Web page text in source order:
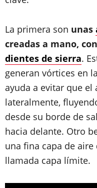
La primera son unas
creadas a mano,
dientes de sierra.
generan vórtices en
ayuda a evitar que el
lateralmente,
desde su borde de
hacia delante. Otro
una fina capa de
llamada capa límite.